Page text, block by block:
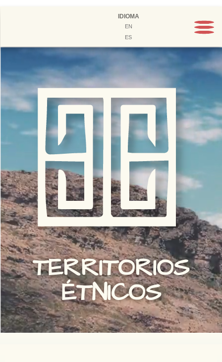
IDIOMA
EN
ES
TERRITORIOS
ÉTNICOS